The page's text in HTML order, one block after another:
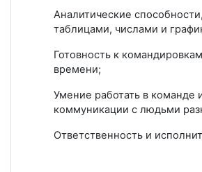
Аналитические
таблицами, числами и
Готовность к
времени;
Умение работать в команде
коммуникации с людьми
Ответственность и